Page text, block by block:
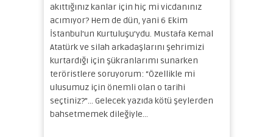
akıttığınız kanlar için hiç mi vicdanınız
acımıyor? Hem de dün, yani 6 Ekim
İstanbul’un Kurtuluşu’ydu. Mustafa Kemal
Atatürk ve silah arkadaşlarını şehrimizi
kurtardığı için şükranlarımı sunarken
teröristlere soruyorum: “Özellikle mi
ulusumuz için önemli olan o tarihi
seçtiniz?”… Gelecek yazıda kötü şeylerden
bahsetmemek dileğiyle…